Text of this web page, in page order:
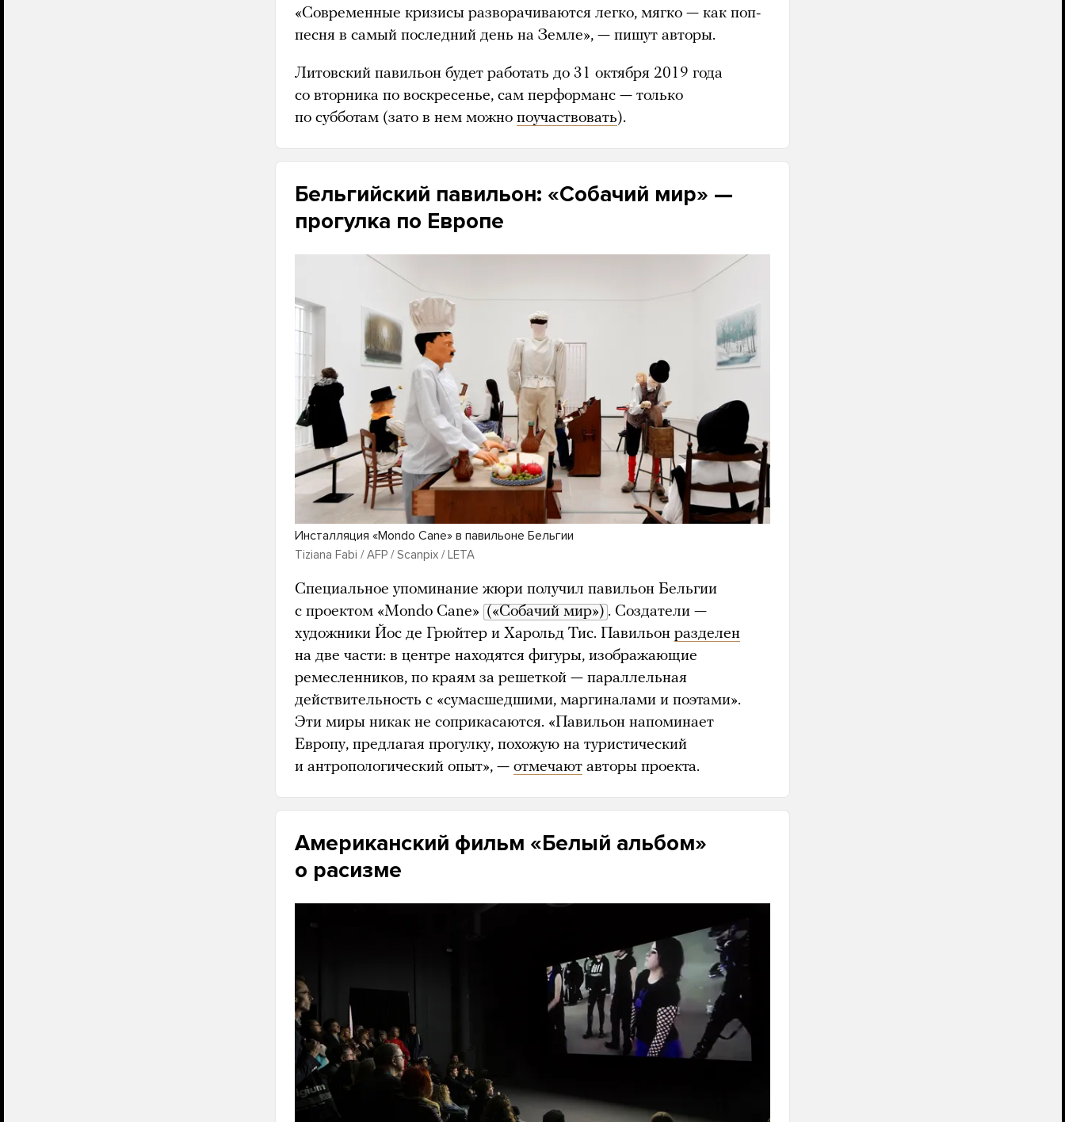
«Современные кризисы разворачиваются легко, мягко — как поп-
песня в самый последний день на Земле», — пишут авторы.
Литовский павильон будет работать до 31 октября 2019 года
со вторника по воскресенье, сам перформанс — только
по субботам (зато в нем можно поучаствовать).
Бельгийский павильон: «Собачий мир» —
прогулка по Европе
Инсталляция «Mondo Cane» в павильоне Бельгии
Tiziana Fabi / AFP / Scanpix / LETA
Специальное упоминание жюри получил павильон Бельгии
с проектом «Mondo Cane» («Собачий мир») . Создатели —
художники Йос де Грюйтер и Харольд Тис. Павильон разделен
на две части: в центре находятся фигуры, изображающие
ремесленников, по краям за решеткой — параллельная
действительность с «сумасшедшими, маргиналами и поэтами».
Эти миры никак не соприкасаются. «Павильон напоминает
Европу, предлагая прогулку, похожую на туристический
и антропологический опыт», — отмечают авторы проекта.
Американский фильм «Белый альбом»
о расизме